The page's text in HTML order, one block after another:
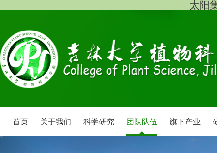
太阳
首页 关于我们 科学研究 团队队伍 旗下产业